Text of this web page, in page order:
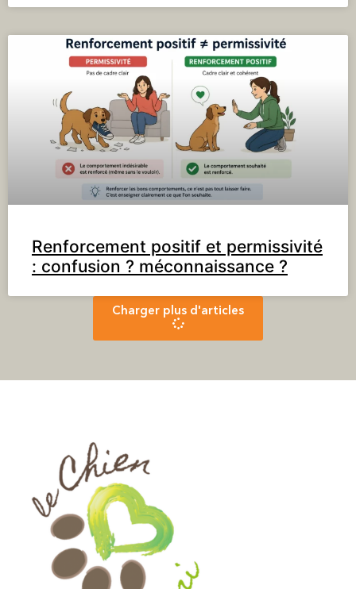
Renforcement positif et permissivité
: confusion ? méconnaissance ?
Charger plus d'articles